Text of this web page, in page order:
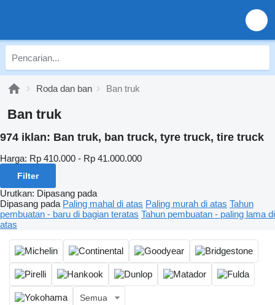
Roda dan ban Ban truk
Ban truk
974 iklan: Ban truk, ban truck, tyre truck, tire truck
Harga: Rp 410.000 - Rp 41.000.000
Filter
Urutkan: Dipasang pada
Dipasang pada Paling mahal di atas Paling murah di atas Tahun
pembuatan - baru di bagian teratas Tahun pembuatan - paling lama di
atas
Semua